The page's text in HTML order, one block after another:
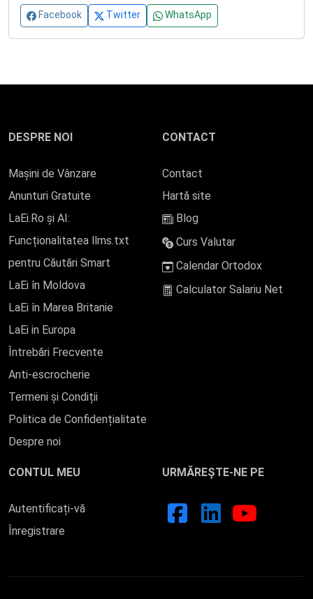
Facebook Twitter WhatsApp
DESPRE NOI
Mașini de Vânzare
Anunturi Gratuite
LaEi.Ro și AI:
Funcționalitatea llms.txt
pentru Căutări Smart
LaEi în Moldova
LaEi în Marea Britanie
LaEi in Europa
Întrebări Frecvente
Anti-escrocherie
Termeni și Condiții
Politica de Confidențialitate
Despre noi
CONTACT
Contact
Hartă site
Blog
Curs Valutar
Calendar Ortodox
Calculator Salariu Net
CONTUL MEU
Autentificați-vă
Înregistrare
URMĂREȘTE-NE PE